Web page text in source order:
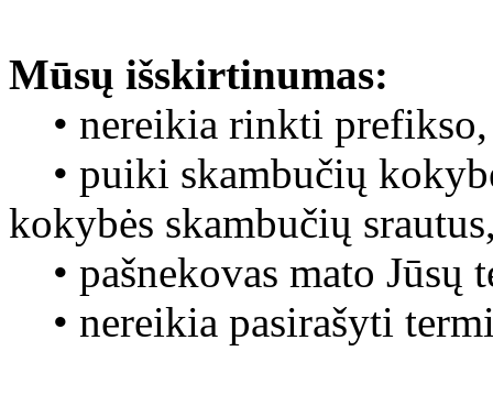
Mūsų išskirtinumas:
• nereikia rinkti prefikso,
• puiki skambučių
kokybės skambučių
• pašnekovas mato Jūsų
• nereikia pasirašyti